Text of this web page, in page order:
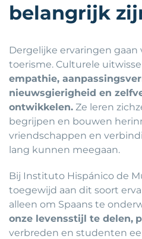
belangrijk
Dergelijke ervaringen gaan
toerisme. Culturele
empathie,
nieuwsgierigheid en
ontwikkelen. Ze leren
begrijpen en bouwen
vriendschappen en
lang kunnen meegaan.
Bij Instituto Hispánico de
toegewijd aan dit soort
alleen om Spaans te
onze levensstijl te delen,
verbreden en studenten